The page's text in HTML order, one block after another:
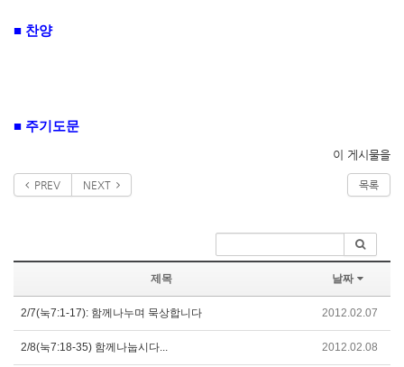
■ 찬양
■ 주기도문
이 게시물을
PREV NEXT 목록
제목 날짜
2/7(눅7:1-17): 함께나누며 묵상합니다 2012.02.07
2/8(눅7:18-35) 함께나눕시다... 2012.02.08